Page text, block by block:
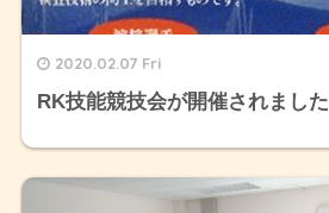
2020.02.07 Fri
RK技能競技会が開催されました